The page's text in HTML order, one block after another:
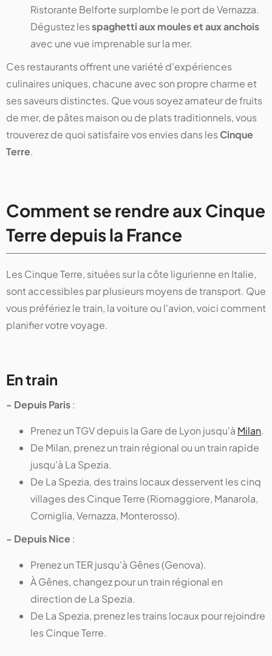
Ristorante Belforte surplombe le port de Vernazza.
Dégustez lesspaghetti aux moules et aux anchois
avec une vue imprenable sur la mer.
Ces restaurants offrent une variété d'expériences
culinaires uniques, chacune avec son propre charme et
ses saveurs distinctes. Que vous soyez amateur de fruits
de mer, de pâtes maison ou de plats traditionnels, vous
trouverez de quoi satisfaire vos envies dans lesCinque
Terre.
Comment se rendre aux Cinque
Terre depuis la France
Les Cinque Terre, situées sur la côte ligurienne en Italie,
sont accessibles par plusieurs moyens de transport. Que
vous préfériez le train, la voiture ou l'avion, voici comment
planifier votre voyage.
En train
- Depuis Paris:
Prenez un TGV depuis la Gare de Lyon jusqu'à Milan.
De Milan, prenez un train régional ou un train rapide
jusqu'à La Spezia.
De La Spezia, des trains locaux desservent les cinq
villages des Cinque Terre (Riomaggiore, Manarola,
Corniglia, Vernazza, Monterosso).
- Depuis Nice:
Prenez un TER jusqu'à Gênes (Genova).
À Gênes, changez pour un train régional en
direction de La Spezia.
De La Spezia, prenez les trains locaux pour rejoindre
les Cinque Terre.